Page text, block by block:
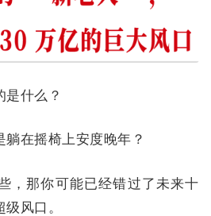
是什么？
在摇椅上安度晚年？
，那你可能已经错过了未来十
风口。